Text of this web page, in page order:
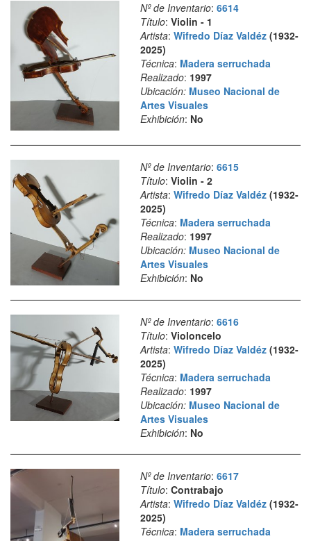
Nº de Inventario: 6614
Título: Violin - 1
Artista: Wifredo Díaz Valdéz(1932-
2025)
Técnica: Madera serruchada
Realizado: 1997
Ubicación: Museo Nacional de
Artes Visuales
Exhibición: No
Nº de Inventario: 6615
Título: Violin - 2
Artista: Wifredo Díaz Valdéz(1932-
2025)
Técnica: Madera serruchada
Realizado: 1997
Ubicación: Museo Nacional de
Artes Visuales
Exhibición: No
Nº de Inventario: 6616
Título: Violoncelo
Artista: Wifredo Díaz Valdéz(1932-
2025)
Técnica: Madera serruchada
Realizado: 1997
Ubicación: Museo Nacional de
Artes Visuales
Exhibición: No
Nº de Inventario: 6617
Título: Contrabajo
Artista: Wifredo Díaz Valdéz(1932-
2025)
Técnica: Madera serruchada